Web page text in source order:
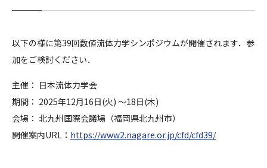
以下の様に第39回数値流体力学シンポジウムが開催されます．参
加をご検討ください．
主催： 日本流体力学会
期間： 2025年12月16日(火) ～18日(木)
会場： 北九州国際会議場（福岡県北九州市）
開催案内URL： https://www2.nagare.or.jp/cfd/cfd39/